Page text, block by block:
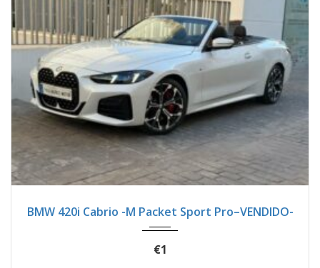
BMW 420i Cabrio -M Packet Sport Pro–VENDIDO-
€1